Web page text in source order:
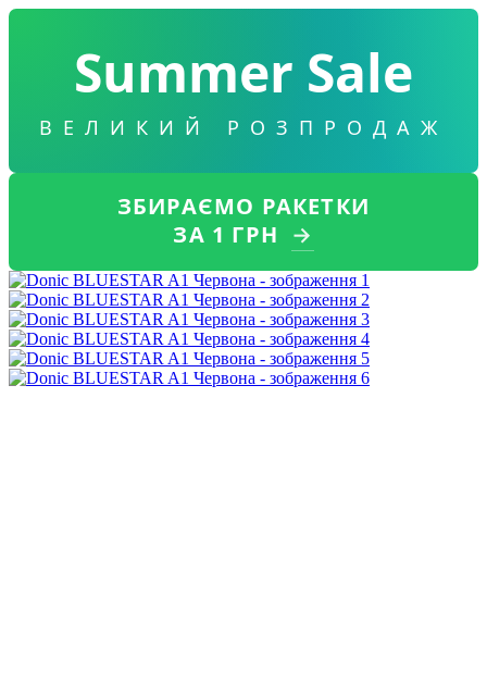
Summer Sale
ВЕЛИКИЙ РОЗПРОДАЖ
ЗБИРАЄМО РАКЕТКИ
ЗА 1 ГРН →